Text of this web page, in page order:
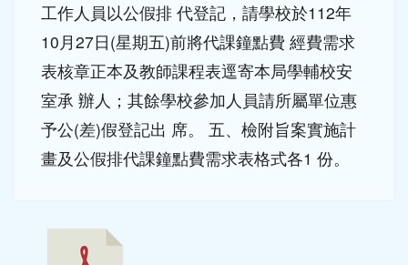
工作人員以公假排 代登記，請學校於112年
10月27日(星期五)前將代課鐘點費 經費需求
表核章正本及教師課程表逕寄本局學輔校安
室承 辦人；其餘學校參加人員請所屬單位惠
予公(差)假登記出 席。 五、檢附旨案實施計
畫及公假排代課鐘點費需求表格式各1 份。